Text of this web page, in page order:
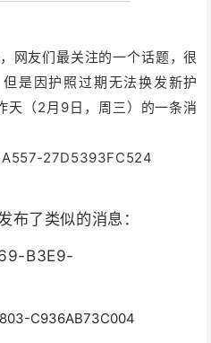
网友们最关注的一个话题，很
是因护照过期无法换发新护
天（2月9日，周三）的一条消
布了类似的消息：